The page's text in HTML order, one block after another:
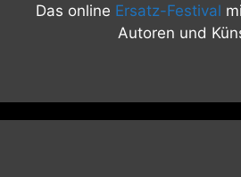
Das online Ersatz-Festival
Autoren und